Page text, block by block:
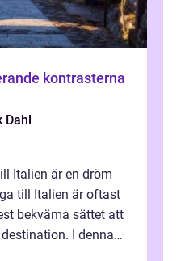
kontrasterna
Dahl
Italien är en dröm
till Italien är oftast
bekväma sättet att
I denna